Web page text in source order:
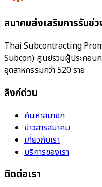
สมาคมส่งเสริมการรับช่
Thai Subcontracting
Subcon) ศูนย์รวมผู้ประกอบ
อุตสาหกรรมกว่า 520 ราย
ลิงก์ด่วน
ค้นหาสมาชิก
ข่าวสารสมาคม
เกี่ยวกับเรา
บริการของเรา
ติดต่อเรา